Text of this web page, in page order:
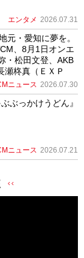
エンタメ 2026.07.31
元・愛知に夢を。
、8月1日オンエ
・松田文登、AKB
瀬柊真（ＥＸＰ
ニュース 2026.07.30
ぶっかけうどん』
ニュース 2026.07.21